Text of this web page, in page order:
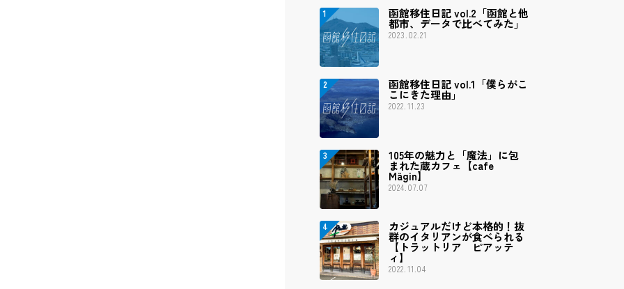
函館移住日記 vol.2「函館と他
都市、データで比べてみた」
2023.02.21
函館移住日記 vol.1「僕らがこ
こにきた理由」
2022.11.23
105年の魅力と「魔法」に包
まれた蔵カフェ【cafe
Mägin】
2024.07.07
カジュアルだけど本格的！抜
群のイタリアンが食べられる
【トラットリア ピアッテ
ィ】
2022.11.04